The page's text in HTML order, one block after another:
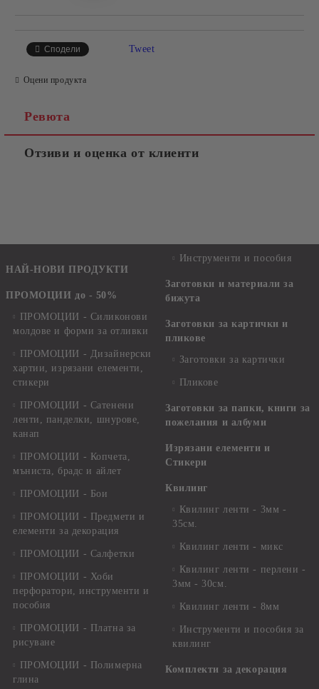
Сподели Tweet
Оцени продукта
Ревюта
Отзиви и оценка от клиенти
НАЙ-НОВИ ПРОДУКТИ
ПРОМОЦИИ до - 50%
ПРОМОЦИИ - Силиконови
молдове и форми за отливки
ПРОМОЦИИ - Дизайнерски
хартии, изрязани елементи,
стикери
ПРОМОЦИИ - Сатенени
ленти, панделки, шнурове,
канап
ПРОМОЦИИ - Копчета,
мъниста, брадс и айлет
ПРОМОЦИИ - Бои
ПРОМОЦИИ - Предмети и
елементи за декорация
ПРОМОЦИИ - Салфетки
ПРОМОЦИИ - Хоби
перфоратори, инструменти и
пособия
ПРОМОЦИИ - Платна за
рисуване
ПРОМОЦИИ - Полимерна
глина
Инструменти и пособия
Заготовки и материали за
бижута
Заготовки за картички и
пликове
Заготовки за картички
Пликове
Заготовки за папки, книги за
пожелания и албуми
Изрязани елементи и
Стикери
Квилинг
Квилинг ленти - 3мм -
35см.
Квилинг ленти - микс
Квилинг ленти - перлени -
3мм - 30см.
Квилинг ленти - 8мм
Инструменти и пособия за
квилинг
Комплекти за декорация